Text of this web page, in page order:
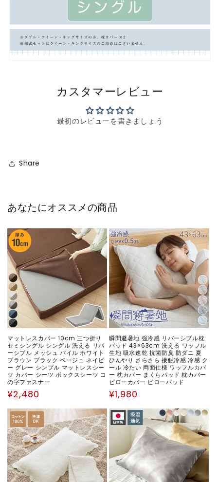
カスタマーレビュー
最初のレビューを書きましょう
Share
あなたにオススメの商品
マットレスカバー 10cm 三つ折り
セミシングル シングル 洗える リバ
ーシブル メッシュ パイル ホワイト
ブラウン ブラック ベージュ ネイビ
ー グレー シンプル マットレスシー
ツ カバー シーツ ボックスシーツ コ
の字ファスナー
通
価
格
¥2,480
瞬間避暑地 強冷感 リバーシブル枕
パッド 43×63cm 洗える ワッフル
生地 吸水速乾 抗菌防臭 防ダニ 夏
ひんやり さらさら 接触冷感 冷感 ク
ール 冷たい 両面仕様 ワッフルカバ
ー 枕カバー まくらパッド 枕カバー
ピローカバー ピローパッド
通
価
格
¥1,980